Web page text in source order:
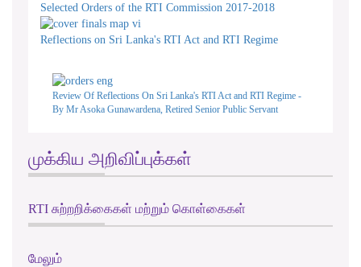
Selected Orders of the RTI Commission 2017-2018
Reflections on Sri Lanka's RTI Act and RTI Regime
Review Of Reflections On Sri Lanka's RTI Act and RTI Regime -
By Mr Asoka Gunawardena, Retired Senior Public Servant
முக்கிய அறிவிப்புக்கள்
RTI சுற்றறிக்கைகள் மற்றும் கொள்கைகள்
மேலும்